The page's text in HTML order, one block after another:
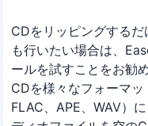
CDをリッピングする
も行いたい場合は、
ールを試すことをお勧
CDを様々なフォーマッ
FLAC、APE、WAV）